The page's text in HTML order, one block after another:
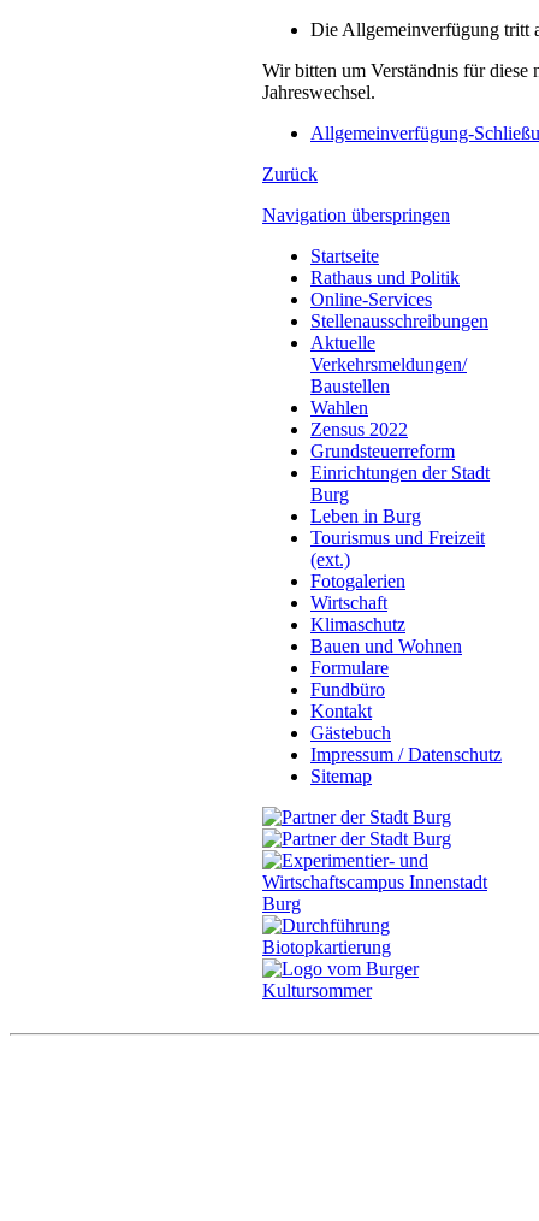
Die Allgemeinverfügung tritt
Wir bitten um Verständnis für diese
Jahreswechsel.
Allgemeinverfügung-
Zurück
Navigation überspringen
Startseite
Rathaus und Politik
Online-Services
Stellenausschreibungen
Aktuelle
Verkehrsmeldungen/
Baustellen
Wahlen
Zensus 2022
Grundsteuerreform
Einrichtungen der Stadt
Burg
Leben in Burg
Tourismus und Freizeit
(ext.)
Fotogalerien
Wirtschaft
Klimaschutz
Bauen und Wohnen
Formulare
Fundbüro
Kontakt
Gästebuch
Impressum / Datenschutz
Sitemap